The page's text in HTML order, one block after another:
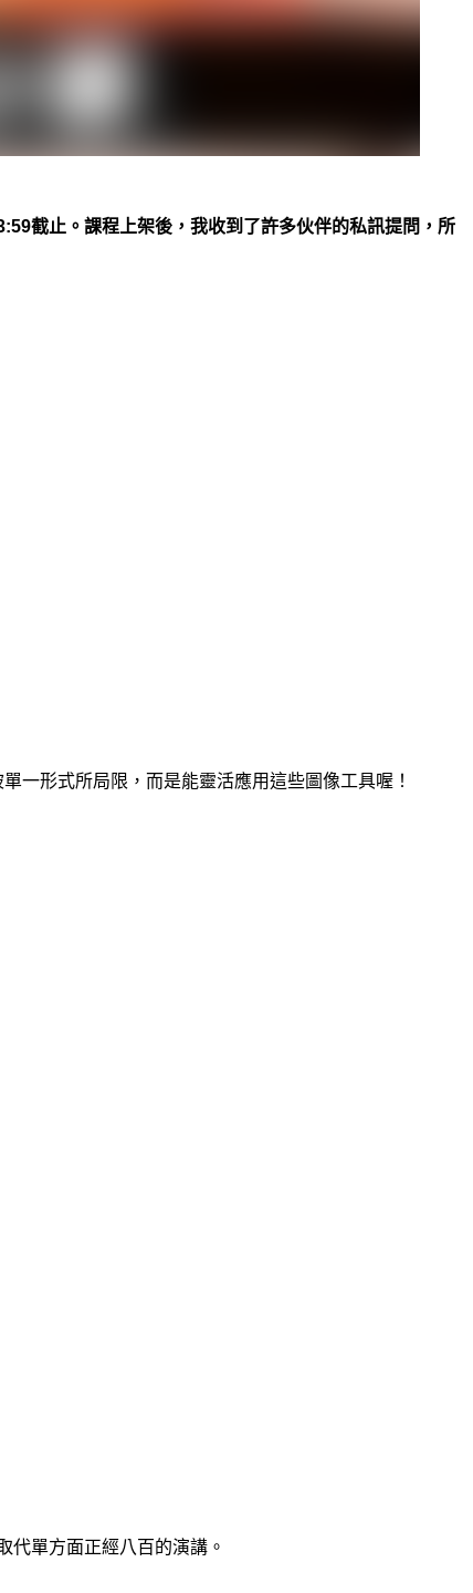
截止。課程上架後，我收到了許多伙伴的私訊提問，所
一形式所局限，而是能靈活應用這些圖像工具喔！
代單方面正經八百的演講。